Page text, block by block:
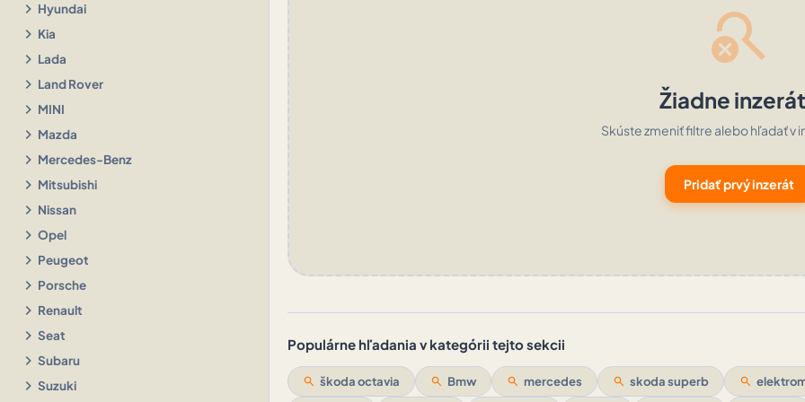
chevron_right Hyundai
chevron_right Kia
chevron_right Lada
chevron_right Land Rover
chevron_right MINI
chevron_right Mazda
chevron_right Mercedes-Benz
chevron_right Mitsubishi
chevron_right Nissan
chevron_right Opel
chevron_right Peugeot
chevron_right Porsche
chevron_right Renault
chevron_right Seat
chevron_right Subaru
chevron_right Suzuki
search_off
Žiadne
Skúste zmeniť filtre alebo hľadať v
Pridať prvý inzerát
Populárne hľadania v kategórii tejto sekcii
search škoda octavia search Bmw search mercedes search skoda superb search